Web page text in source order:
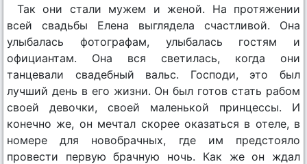
Так они стали мужем и женой. На протяжении
всей свадьбы Елена выглядела счастливой. Она
улыбалась фотографам, улыбалась гостям и
официантам. Она вся светилась, когда они
танцевали свадебный вальс. Господи, это был
лучший день в его жизни. Он был готов стать рабом
своей девочки, своей маленькой принцессы. И
конечно же, он мечтал скорее оказаться в отеле, в
номере для новобрачных, где им предстояло
провести первую брачную ночь. Как же он ждал